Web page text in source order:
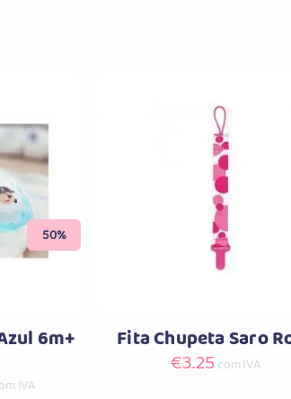
50%
6m+
IVA
Comprar
Fita Chupeta Saro
€3.25 com IVA